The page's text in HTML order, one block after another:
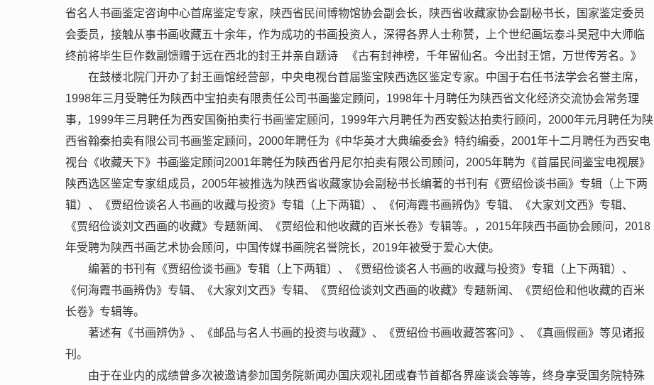
省名人书画鉴定咨询中心首席鉴定专家，陕西省民间博物馆协会副会长，陕西省收藏家协会副秘书长，国家鉴定委员
会委员，接触从事书画收藏五十余年，作为成功的书画投资人，深得各界人士称赞，上个世纪画坛泰斗吴冠中大师临
终前将毕生巨作数副馈赠于远在西北的封王并亲自题诗 《古有封神榜，千年留仙名。今出封王馆，万世传芳名。》
在鼓楼北院门开办了封王画馆经营部，中央电视台首届鉴宝陕西选区鉴定专家。中国于右任书法学会名誉主席，
1998年三月受聘任为陕西中宝拍卖有限责任公司书画鉴定顾问，1998年十月聘任为陕西省文化经济交流协会常务理
事，1999年三月聘任为西安国衡拍卖行书画鉴定顾问，1999年六月聘任为西安毅达拍卖行顾问，2000年元月聘任为陕
西省翰秦拍卖有限公司书画鉴定顾问，2000年聘任为《中华英才大典编委会》特约编委，2001年十二月聘任为西安电
视台《收藏天下》书画鉴定顾问2001年聘任为陕西省丹尼尔拍卖有限公司顾问，2005年聘为《首届民间鉴宝电视展》
陕西选区鉴定专家组成员，2005年被推选为陕西省收藏家协会副秘书长编著的书刊有《贾绍俭谈书画》专辑（上下两
辑）、《贾绍俭谈名人书画的收藏与投资》专辑（上下两辑）、《何海霞书画辨伪》专辑、《大家刘文西》专辑、
《贾绍俭谈刘文西画的收藏》专题新闻、《贾绍俭和他收藏的百米长卷》专辑等。，2015年陕西书画协会顾问，2018
年受聘为陕西书画艺术协会顾问，中国传媒书画院名誉院长，2019年被受于爱心大使。
编著的书刊有《贾绍俭谈书画》专辑（上下两辑）、《贾绍俭谈名人书画的收藏与投资》专辑（上下两辑）、
《何海霞书画辨伪》专辑、《大家刘文西》专辑、《贾绍俭谈刘文西画的收藏》专题新闻、《贾绍俭和他收藏的百米
长卷》专辑等。
著述有《书画辨伪》、《邮品与名人书画的投资与收藏》、《贾绍俭书画收藏答客问》、《真画假画》等见诸报
刊。
由于在业内的成绩曾多次被邀请参加国务院新闻办国庆观礼团或春节首都各界座谈会等等，终身享受国务院特殊